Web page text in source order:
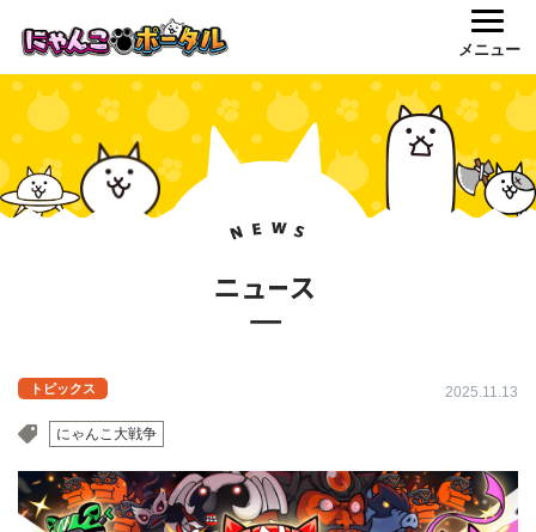
メニュー
トピックス 2025.11.13
にゃんこ大戦争